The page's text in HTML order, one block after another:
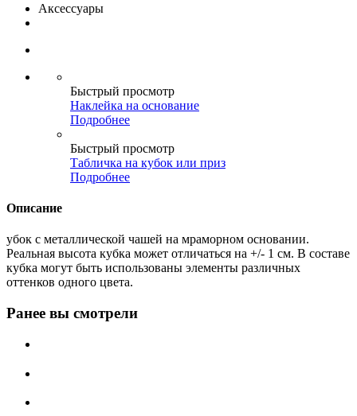
Аксессуары
Быстрый просмотр
Наклейка на основание
Подробнее
Быстрый просмотр
Табличка на кубок или приз
Подробнее
Описание
убок с металлической чашей на мраморном основании.
Реальная высота кубка может отличаться на +/- 1 см. В составе
кубка могут быть использованы элементы различных
оттенков одного цвета.
Ранее вы смотрели